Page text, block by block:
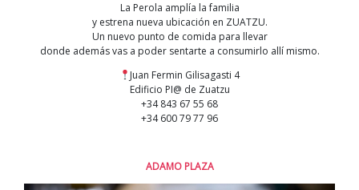
La Perola amplía la familia
y estrena nueva ubicación en ZUATZU.
Un nuevo punto de comida para llevar
donde además vas a poder sentarte a consumirlo allí mismo.
Juan Fermin Gilisagasti 4
Edificio PI@ de Zuatzu
+34 843 67 55 68
+34 600 79 77 96
ADAMO PLAZA